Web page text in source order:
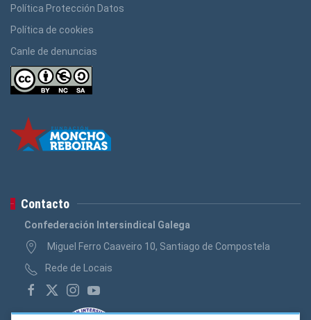
Política Protección Datos
Política de cookies
Canle de denuncias
Contacto
Confederación Intersindical Galega
Miguel Ferro Caaveiro 10, Santiago de Compostela
Rede de Locais